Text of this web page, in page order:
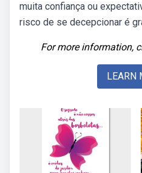
muita confiança ou
risco de se decepcionar é
For more information,
LEARN